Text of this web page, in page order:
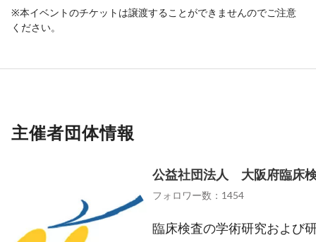
※本イベントのチケットは譲渡することができませんのでご注意
ください。
主催者団体情報
公益社団法人 大阪府臨床
フォロワー数：1454
臨床検査の学術研究および